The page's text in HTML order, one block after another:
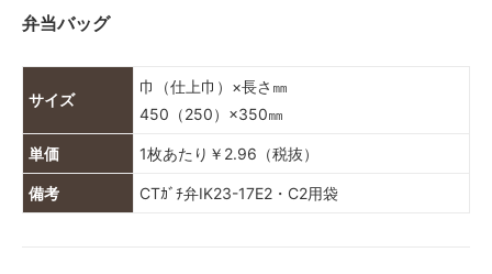
弁当バッグ
サイズ
巾（仕上巾）×長さ㎜
450（250）×350㎜
単価 1枚あたり￥2.96（税抜）
備考 CTｶﾞﾁ弁IK23-17E2・C2用袋